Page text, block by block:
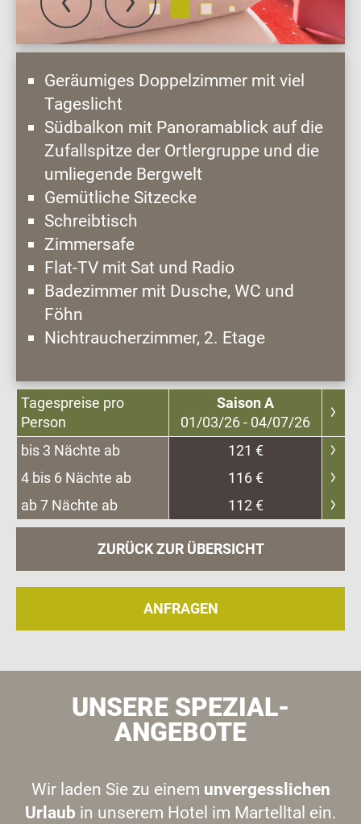
Geräumiges Doppelzimmer mit viel
Tageslicht
Südbalkon mit Panoramablick auf die
Zufallspitze der Ortlergruppe und die
umliegende Bergwelt
Gemütliche Sitzecke
Schreibtisch
Zimmersafe
Flat-TV mit Sat und Radio
Badezimmer mit Dusche, WC und
Föhn
Nichtraucherzimmer, 2. Etage
Tagespreise pro
Person
Saison A
01/03/26 - 04/07/26
bis 3 Nächte ab
121 €
4 bis 6 Nächte ab
116 €
ab 7 Nächte ab
112 €
ZURÜCK ZUR ÜBERSICHT
ANFRAGEN
UNSERE SPEZIAL-
ANGEBOTE
Wir laden Sie zu einem unvergesslichen
Urlaub in unserem Hotel im Martelltal ein.